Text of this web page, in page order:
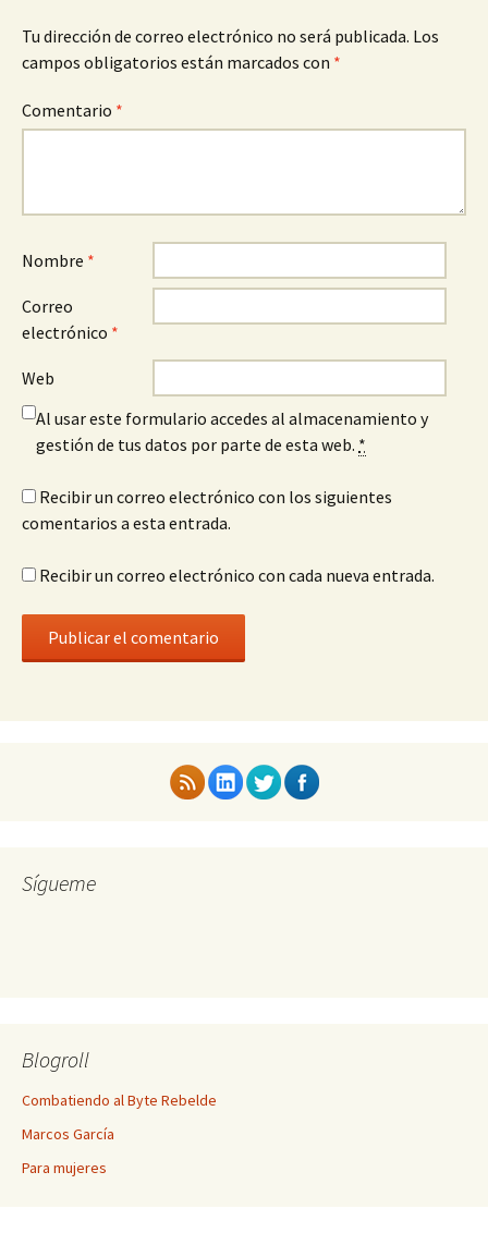
Tu dirección de correo electrónico no será publicada. Los
campos obligatorios están marcados con *
Comentario *
Nombre *
Correo
electrónico *
Web
Al usar este formulario accedes al almacenamiento y
gestión de tus datos por parte de esta web. *
Recibir un correo electrónico con los siguientes
comentarios a esta entrada.
Recibir un correo electrónico con cada nueva entrada.
Sígueme
Blogroll
Combatiendo al Byte Rebelde
Marcos García
Para mujeres